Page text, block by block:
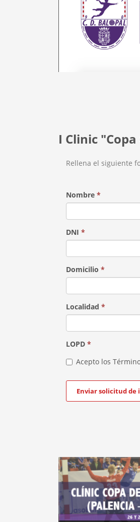
I Clinic
Rellena el siguiente
Nombre *
DNI *
Domicilio *
Localidad *
LOPD *
Acepto los
Enviar solicitud de